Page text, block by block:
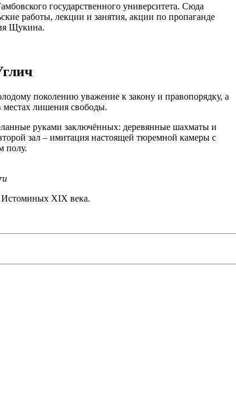
государственного университета. Сюда
работы, лекции и занятия, акции по пропаганде
Щукина.
поколению уважение к закону и правопорядку, а
местах лишения свободы.
руками заключённых: деревянные шахматы и
зал – имитация настоящей тюремной камеры с
полу.
Истоминых XIX века.